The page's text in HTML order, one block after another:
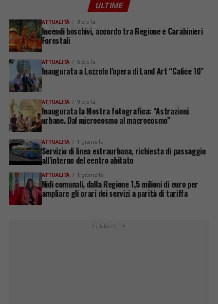
ULTIME
ATTUALITÀ 3 ore fa
Incendi boschivi, accordo tra Regione e Carabinieri
Forestali
ATTUALITÀ 5 ore fa
Inaugurata a Lozzolo l’opera di Land Art “Calice 10”
ATTUALITÀ 9 ore fa
Inaugurata la Mostra fotografica: “Astrazioni
urbane. Dal microcosmo al macrocosmo”
ATTUALITÀ 1 giorno fa
Servizio di linea extraurbana, richiesta di passaggio
all’interno del centro abitato
ATTUALITÀ 1 giorno fa
Nidi comunali, dalla Regione 1,5 milioni di euro per
ampliare gli orari dei servizi a parità di tariffa
PUBBLICITÀ